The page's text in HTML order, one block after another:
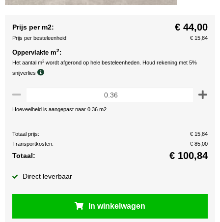
Prijs per m2: € 44,00
Prijs per besteleenheid € 15,84
Oppervlakte m2:
Het aantal m2 wordt afgerond op hele besteleenheden. Houd rekening met 5%
snijverlies
Hoeveelheid is aangepast naar 0.36 m2.
Totaal prijs:
€ 15,84
Transportkosten:
€ 85,00
Totaal: € 100,84
Direct leverbaar
In winkelwagen